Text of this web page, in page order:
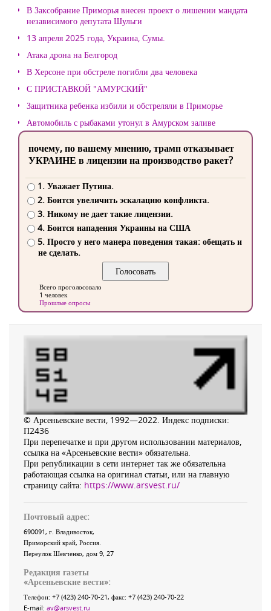
В Заксобрание Приморья внесен проект о лишении мандата
независимого депутата Шульги
13 апреля 2025 года, Украина, Сумы.
Атака дрона на Белгород
В Херсоне при обстреле погибли два человека
С ПРИСТАВКОЙ "АМУРСКИЙ"
Защитника ребенка избили и обстреляли в Приморье
Автомобиль с рыбаками утонул в Амурском заливе
почему, по вашему мнению, трамп отказывает
УКРАИНЕ в лицензии на производство ракет?
1. Уважает Путина.
2. Боится увеличить эскалацию конфликта.
3. Никому не дает такие лицензии.
4. Боится нападения Украины на США
5. Просто у него манера поведения такая: обещать и
не сделать.
Всего проголосовало
1 человек
Прошлые опросы
© Арсеньевские вести, 1992—2022. Индекс подписки:
П2436
При перепечатке и при другом использовании материалов,
ссылка на «Арсеньевские вести» обязательна.
При републикации в сети интернет так же обязательна
работающая ссылка на оригинал статьи, или на главную
страницу сайта: https://www.arsvest.ru/
Почтовый адрес:
690091, г. Владивосток,
Приморский край, Россия
Переулок Шевченко, дом 9, 27
Редакция газеты
«Арсеньевские вести»:
Телефон: +7 (423) 240-70-21, факс: +7 (423) 240-70-22
E-mail: av@arsvest.ru